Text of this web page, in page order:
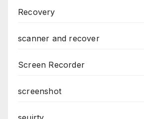
Recovery
scanner and recover
Screen Recorder
screenshot